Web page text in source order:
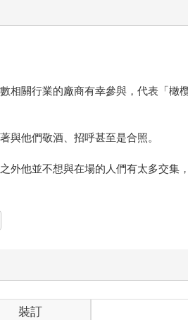
關行業的廠商有幸參與，代表「橄
與他們敬酒、招呼甚至是合照。
他並不想與在場的人們有太多交集
。」
下打從心底感到吃力。
裝訂